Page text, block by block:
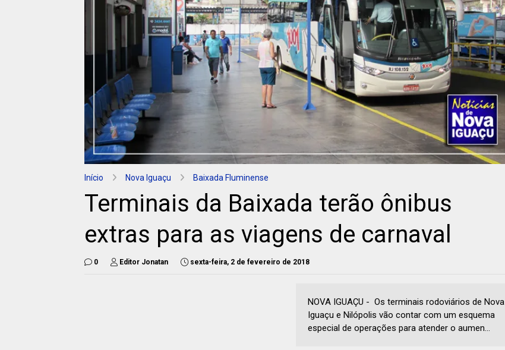
Início Nova Iguaçu Baixada Fluminense
Terminais da Baixada terão ônibus
extras para as viagens de carnaval
0 Editor Jonatan sexta-feira, 2 de fevereiro de 2018
NOVA IGUAÇU - Os terminais rodoviários de Nova
Iguaçu e Nilópolis vão contar com um esquema
especial de operações para atender o aumen...